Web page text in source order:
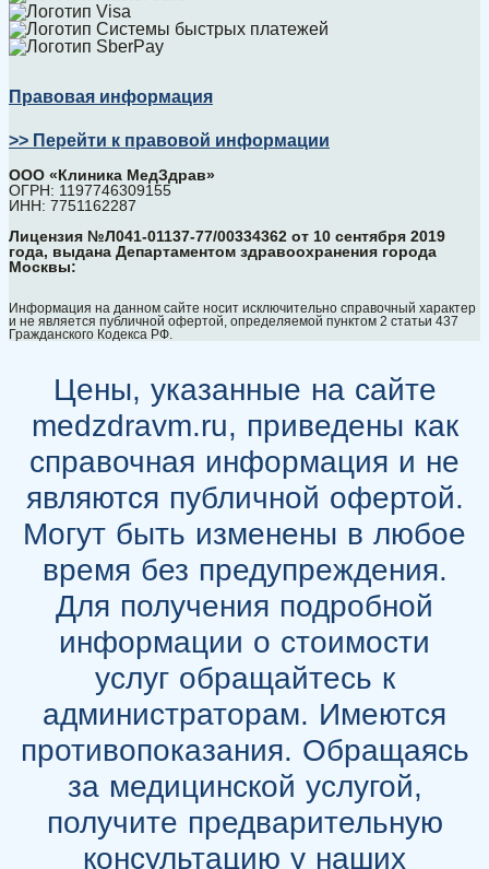
Правовая информация
>> Перейти к правовой информации
ООО «Клиника МедЗдрав»
ОГРН: 1197746309155
ИНН: 7751162287
Лицензия №Л041-01137-77/00334362 от 10 сентября 2019
года, выдана Департаментом здравоохранения города
Москвы:
Информация на данном сайте носит исключительно справочный характер
и не является публичной офертой, определяемой пунктом 2 статьи 437
Гражданского Кодекса РФ.
Цены, указанные на сайте
medzdravm.ru, приведены как
справочная информация и не
являются публичной офертой.
Могут быть изменены в любое
время без предупреждения.
Для получения подробной
информации о стоимости
услуг обращайтесь к
администраторам. Имеются
противопоказания. Обращаясь
за медицинской услугой,
получите предварительную
консультацию у наших